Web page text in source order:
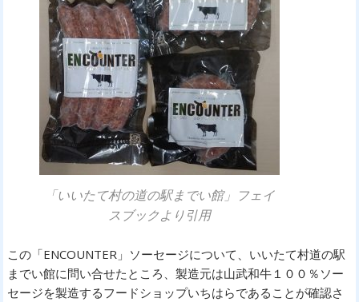
「いいたて村の道の駅までい館」フェイ
スブックより引用
この「ENCOUNTER」ソーセージについて、いいたて村道の駅
までい館に問い合せたところ、製造元は山武和牛１００％ソー
セージを製造するフードショップいちはらであることが確認さ